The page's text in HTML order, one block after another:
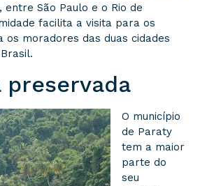
São Paulo e o Rio de
facilita a visita para os
moradores das duas cidades
preservada
O município
de Paraty
tem a maior
parte do
seu